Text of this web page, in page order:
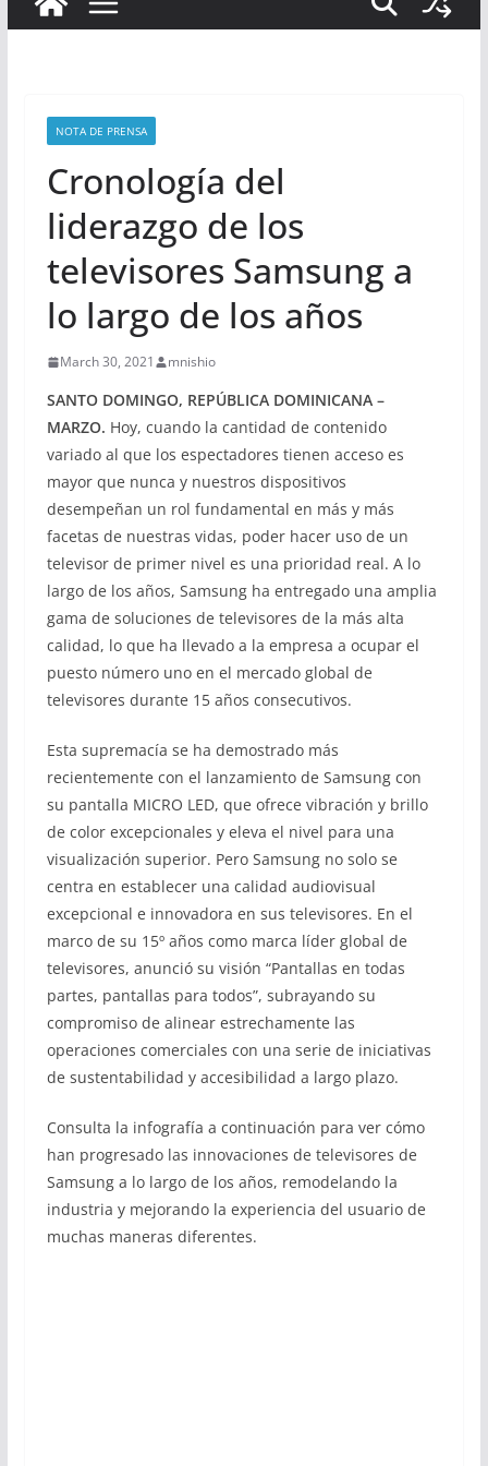
NOTA DE PRENSA
Cronología del
liderazgo de los
televisores Samsung a
lo largo de los años
March 30, 2021 mnishio
SANTO DOMINGO, REPÚBLICA DOMINICANA –
MARZO. Hoy, cuando la cantidad de contenido
variado al que los espectadores tienen acceso es
mayor que nunca y nuestros dispositivos
desempeñan un rol fundamental en más y más
facetas de nuestras vidas, poder hacer uso de un
televisor de primer nivel es una prioridad real. A lo
largo de los años, Samsung ha entregado una amplia
gama de soluciones de televisores de la más alta
calidad, lo que ha llevado a la empresa a ocupar el
puesto número uno en el mercado global de
televisores durante 15 años consecutivos.
Esta supremacía se ha demostrado más
recientemente con el lanzamiento de Samsung con
su pantalla MICRO LED, que ofrece vibración y brillo
de color excepcionales y eleva el nivel para una
visualización superior. Pero Samsung no solo se
centra en establecer una calidad audiovisual
excepcional e innovadora en sus televisores. En el
marco de su 15º años como marca líder global de
televisores, anunció su visión “Pantallas en todas
partes, pantallas para todos”, subrayando su
compromiso de alinear estrechamente las
operaciones comerciales con una serie de iniciativas
de sustentabilidad y accesibilidad a largo plazo.
Consulta la infografía a continuación para ver cómo
han progresado las innovaciones de televisores de
Samsung a lo largo de los años, remodelando la
industria y mejorando la experiencia del usuario de
muchas maneras diferentes.